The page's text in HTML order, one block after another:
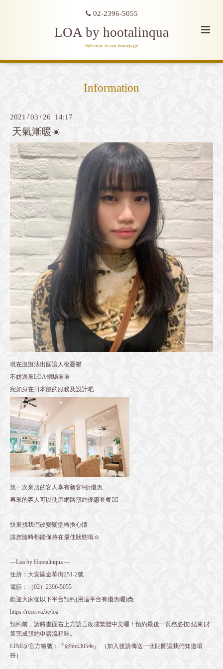
02-2396-5055
LOA by hootalinqua
Welcome to our homepage
Information
2021 /03 / 26 14:17
天氣漸暖☀️
現在沒辦法出國讓人很憂鬱
不妨過來LOA體驗看看
宛如身在日本般的服務及設計吧
第一次來店的客人享有新客9折優惠
再來的客人可以使用網路預約優惠套餐👌🏻
快來找我們改變髮型轉換心情
讓您隨時都能保持在最佳狀態哦☺️
—Loa by Hootalinqua —
住所：大安區金華街251-2號
電話：
（02）2396-5055
歡迎大家從以下平台預約(用這平台有優惠喔)📩
https://reserva.be/loa
預約前，請將畫面右上方語言改成繁體中文喔！預約最後一頁務必按[結束]才
算完成預約申請流程喔。
LINE@官方帳號：『@bbk3054e』 （加入後請傳送一個貼圖讓我們知道唷
🧸）